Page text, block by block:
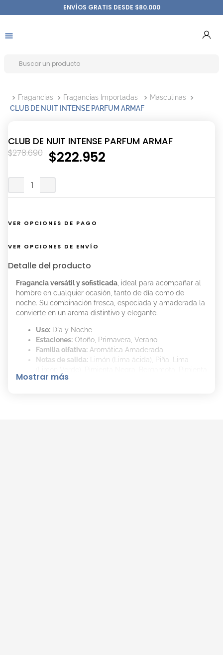
ENVÍOS GRATIS DESDE $80.000
Fragancias Fragancias Importadas
Masculinas
CLUB DE NUIT INTENSE PARFUM ARMAF
CLUB DE NUIT INTENSE PARFUM ARMAF
$278.690 $222.952
VER OPCIONES DE PAGO
VER OPCIONES DE ENVÍO
Detalle del producto
Fragancia versátil y sofisticada , ideal para acompañar al
hombre en cualquier ocasión, tanto de día como de
noche. Su combinación fresca, especiada y amaderada la
convierte en un aroma distintivo y elegante.
Uso: Día y Noche
Estaciones: Otoño, Primavera, Verano
Familia olfativa: Aromática Amaderada
Notas de salida: Limón (Lima ácida), Piña, Lima
Rosa
Mostrar más